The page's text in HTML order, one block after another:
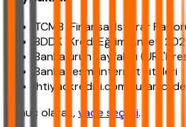
TCMB "Finansal İstikrar
BDDK "Kredi Eğilim Anketi
Banka ürün sayfaları (URL'li
Banka resmi internet siteleri
ihtiyackredisi.com kullanıcı
Sonuç olarak,vade seçimi.